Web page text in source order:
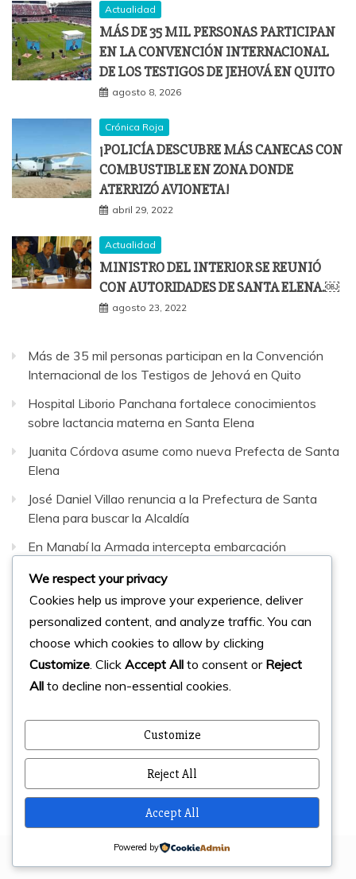
Actualidad
MÁS DE 35 MIL PERSONAS PARTICIPAN
EN LA CONVENCIÓN INTERNACIONAL
DE LOS TESTIGOS DE JEHOVÁ EN QUITO
agosto 8, 2026
Crónica Roja
¡POLICÍA DESCUBRE MÁS CANECAS CON
COMBUSTIBLE EN ZONA DONDE
ATERRIZÓ AVIONETA!
abril 29, 2022
Actualidad
MINISTRO DEL INTERIOR SE REUNIÓ
CON AUTORIDADES DE SANTA ELENA.￼
agosto 23, 2022
Más de 35 mil personas participan en la Convención
Internacional de los Testigos de Jehová en Quito
Hospital Liborio Panchana fortalece conocimientos
sobre lactancia materna en Santa Elena
Juanita Córdova asume como nueva Prefecta de Santa
Elena
José Daniel Villao renuncia a la Prefectura de Santa
Elena para buscar la Alcaldía
En Manabí la Armada intercepta embarcación
fiscalización
Facebook
Instagram
Twitter
© 2023 Micharts. Todos los derechos reservados.
We respect your privacy
Cookies help us improve your experience, deliver
personalized content, and analyze traffic. You can
choose which cookies to allow by clicking
Customize . Click Accept All to consent or Reject
All to decline non-essential cookies.
Customize
Reject All
Accept All
Powered by